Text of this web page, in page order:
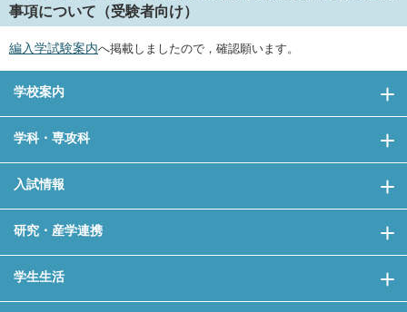
事項について（受験者向け）
編入学試験案内へ掲載しましたので，確認願います。
学校案内
学科・専攻科
入試情報
研究・産学連携
学生生活